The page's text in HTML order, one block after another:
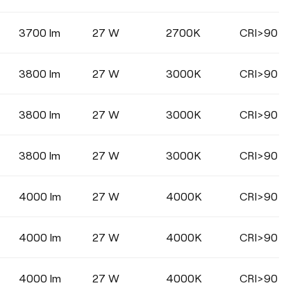
3700 lm 27 W 2700K CRI>90
3800 lm 27 W 3000K CRI>90
3800 lm 27 W 3000K CRI>90
3800 lm 27 W 3000K CRI>90
4000 lm 27 W 4000K CRI>90
4000 lm 27 W 4000K CRI>90
4000 lm 27 W 4000K CRI>90